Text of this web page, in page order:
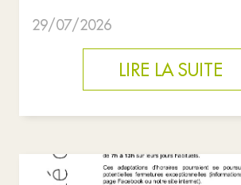
29/07/2026
LIRE LA SUITE